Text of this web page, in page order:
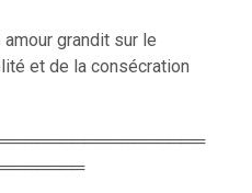
grandit sur le
et de la consécration